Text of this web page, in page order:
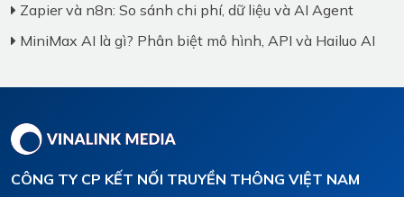
Zapier và n8n: So sánh chi phí, dữ liệu và AI Agent
MiniMax AI là gì? Phân biệt mô hình, API và Hailuo AI
CÔNG TY CP KẾT NỐI TRUYỀN THÔNG VIỆT NAM